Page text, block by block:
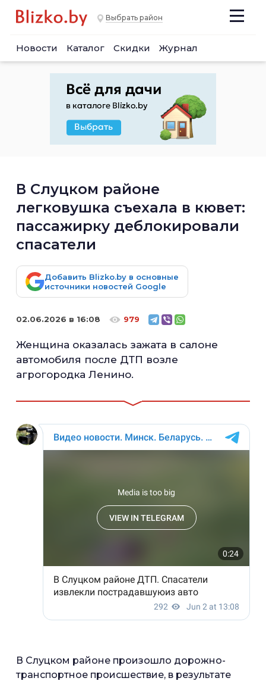
Выбрать район
Новости Каталог Скидки Журнал
В Слуцком районе
легковушка съехала в кювет:
пассажирку деблокировали
спасатели
Добавить Blizko.by в основные
источники новостей Google
02.06.2026 в 16:08 979
Женщина оказалась зажата в салоне
автомобиля после ДТП возле
агрогородка Ленино.
В Слуцком районе произошло дорожно-
транспортное происшествие, в результате